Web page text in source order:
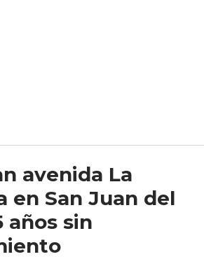
avenida La
en San Juan del
años sin